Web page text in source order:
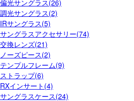
偏光サングラス(26)
調光サングラス(2)
IRサングラス(5)
サングラスアクセサリー(74)
交換レンズ(21)
ノーズピース(2)
テンプルフレーム(9)
ストラップ(6)
RXインサート(4)
サングラスケース(24)